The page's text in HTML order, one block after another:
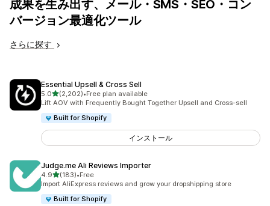
成果を生み出す、メール・SMS・SEO・コン
バージョン最適化ツール
さらに探す
Essential Upsell & Cross Sell
5.05つ星中
(2,202)
合計レビュー数：2202件
•Free plan available
Lift AOV with Frequently Bought Together Upsell and Cross-sell
Built for Shopify
インストール
Judge.me Ali Reviews Importer
4.95つ星中
(183)
合計レビュー数：183件
•Free
Import AliExpress reviews and grow your dropshipping store
Built for Shopify